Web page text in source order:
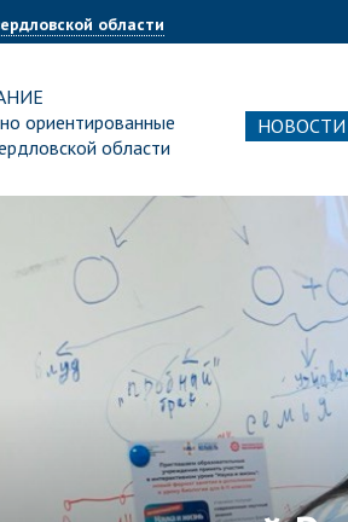
области
ориентированные
области
НОВОСТИ